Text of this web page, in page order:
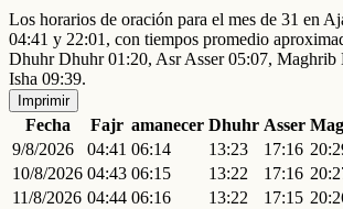
Los horarios de oración para el mes de 31 en
04:41 y 22:01, con tiempos promedio
Dhuhr Dhuhr 01:20, Asr Asser 05:07, Maghrib
Isha 09:39.
Imprimir
Fecha Fajr amanecer Dhuhr Asser
9/8/2026
04:41 06:14 13:23 17:16
10/8/2026 04:43 06:15 13:22 17:16
11/8/2026 04:44 06:16 13:22 17:15